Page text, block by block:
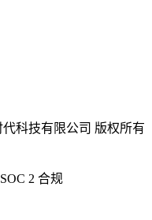
代科技有限公司 版权所有
SOC 2 合规